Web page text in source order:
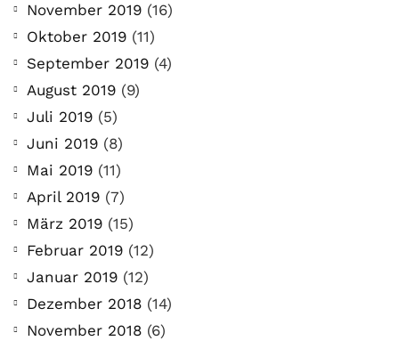
November 2019 (16)
Oktober 2019 (11)
September 2019 (4)
August 2019 (9)
Juli 2019 (5)
Juni 2019 (8)
Mai 2019 (11)
April 2019 (7)
März 2019 (15)
Februar 2019 (12)
Januar 2019 (12)
Dezember 2018 (14)
November 2018 (6)